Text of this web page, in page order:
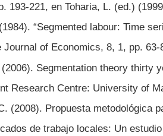
193-221, en Toharia, L. (ed.)
“Segmented labour: Time
Journal of Economics, 8, 1, pp. 63-
Segmentation theory thirty
Research Centre: University of
(2008). Propuesta metodológica
de trabajo locales: Un